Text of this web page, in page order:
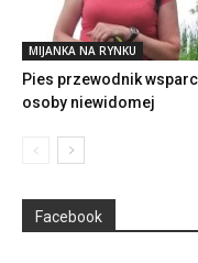
MIJANKA NA RYNKU
Pies przewodnik
osoby niewidomej
Facebook